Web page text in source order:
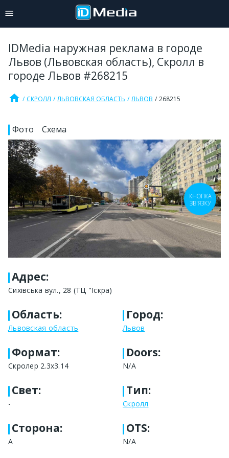
IDMedia наружная реклама в городе
Львов (Львовская область), Скролл в
городе Львов #268215
home СКРОЛЛ ЛЬВОВСКАЯ ОБЛАСТЬ ЛЬВОВ 268215
Фото Схема
Адрес:
Сихівська вул., 28 (ТЦ "Іскра)
Область:
Львовская область
Город:
Львов
Формат:
Скролер 2.3х3.14
Doors:
N/A
Свет:
-
Тип:
Скролл
Сторона:
A
OTS:
N/A
КНОПКА
ЗВ'ЯЗКУ